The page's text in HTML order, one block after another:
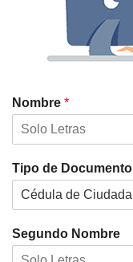
Nombre *
Tipo de Documento
Segundo Nombre